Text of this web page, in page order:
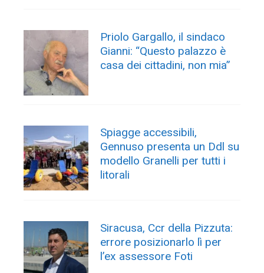
Priolo Gargallo, il sindaco
Gianni: “Questo palazzo è
casa dei cittadini, non mia”
Spiagge accessibili,
Gennuso presenta un Ddl su
modello Granelli per tutti i
litorali
Siracusa, Ccr della Pizzuta:
errore posizionarlo lì per
l’ex assessore Foti